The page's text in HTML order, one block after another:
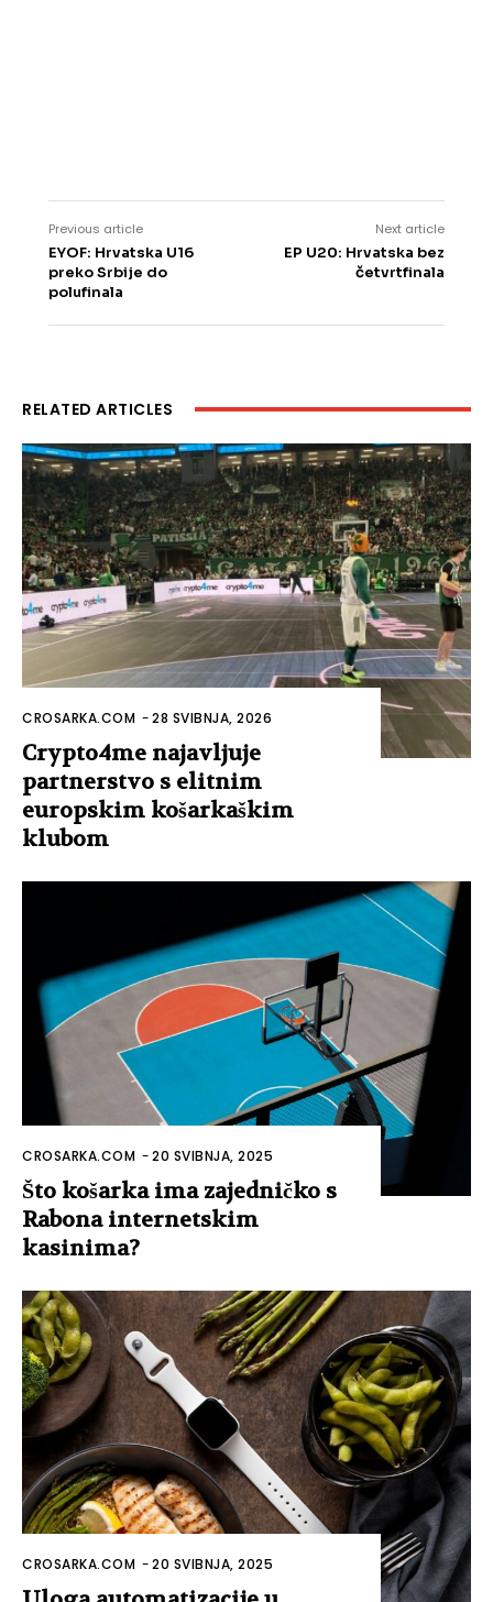
Previous article
EYOF: Hrvatska U16
preko Srbije do
polufinala
Next article
EP U20: Hrvatska bez
četvrtfinala
RELATED ARTICLES
CROSARKA.COM -28 SVIBNJA, 2026
Crypto4me najavljuje
partnerstvo s elitnim
europskim košarkaškim
klubom
CROSARKA.COM -20 SVIBNJA, 2025
Što košarka ima zajedničko s
Rabona internetskim
kasinima?
CROSARKA.COM -20 SVIBNJA, 2025